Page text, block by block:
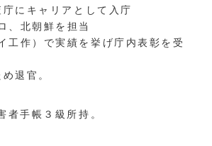
にキャリアとして入庁
、北朝鮮を担当
工作）で実績を挙げ庁内表彰を受
退官。
者手帳３級所持。